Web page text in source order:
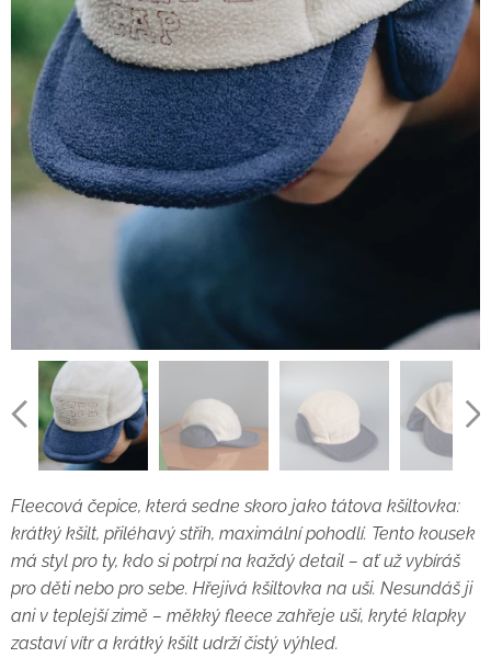
Fleecová čepice, která sedne skoro jako tátova kšiltovka:
krátký kšilt, přiléhavý střih, maximální pohodlí. Tento kousek
má styl pro ty, kdo si potrpí na každý detail – ať už vybíráš
pro děti nebo pro sebe. Hřejivá kšiltovka na uši. Nesundáš ji
ani v teplejší zimě – měkký fleece zahřeje uši, kryté klapky
zastaví vítr a krátký kšilt udrží čistý výhled.